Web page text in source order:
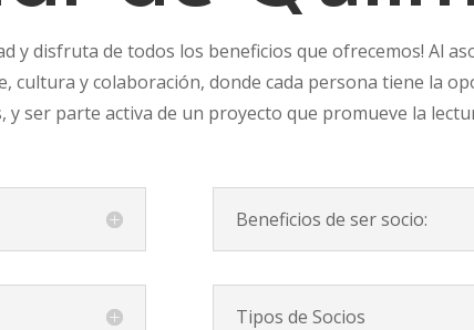
y disfruta de todos los beneficios que ofrecemos! Al
cultura y colaboración, donde cada persona tiene la
ser parte activa de un proyecto que promueve la
Beneficios de ser socio:
Tipos de Socios